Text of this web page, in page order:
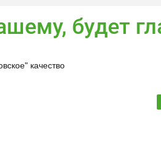
будет
качество